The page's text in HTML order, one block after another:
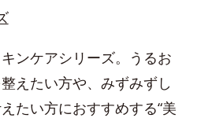
ンケアシリーズ。うるお
えたい方や、みずみずし
たい方におすすめする“美